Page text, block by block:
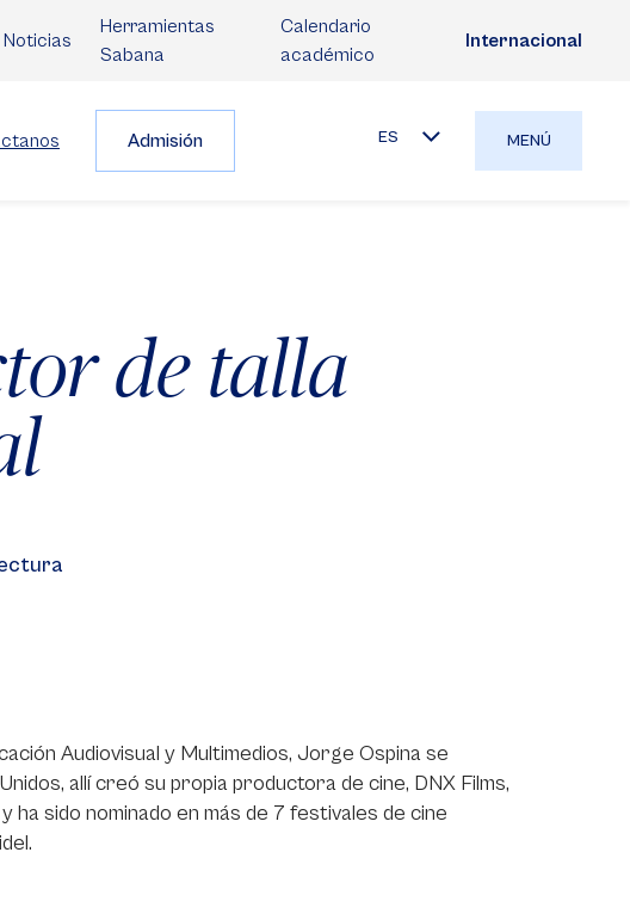
Noticias
Herramientas
Sabana
Calendario
académico
Internacional
Admisión ES MENÚ
de talla
Audiovisual y Multimedios, Jorge Ospina se
allí creó su propia productora de cine, DNX Films,
ha sido nominado en más de 7 festivales de cine